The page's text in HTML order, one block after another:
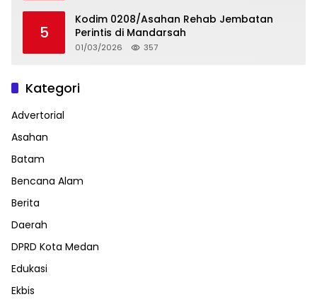
5
Kodim 0208/Asahan Rehab Jembatan
Perintis di Mandarsah
01/03/2026 357
Kategori
Advertorial
Asahan
Batam
Bencana Alam
Berita
Daerah
DPRD Kota Medan
Edukasi
Ekbis